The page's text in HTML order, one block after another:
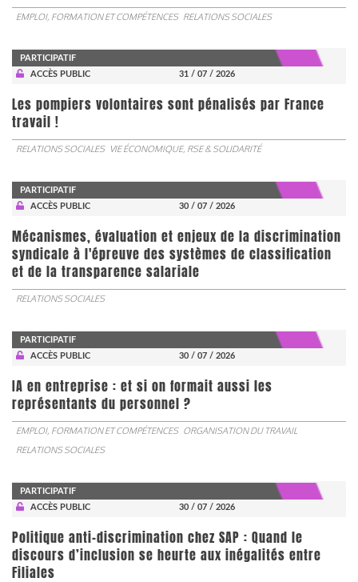
EMPLOI, FORMATION ET COMPÉTENCES RELATIONS SOCIALES
PARTICIPATIF
ACCÈS PUBLIC
31 / 07 / 2026
Les pompiers volontaires sont pénalisés par France
travail !
RELATIONS SOCIALES VIE ÉCONOMIQUE, RSE & SOLIDARITÉ
PARTICIPATIF
ACCÈS PUBLIC
30 / 07 / 2026
Mécanismes, évaluation et enjeux de la discrimination
syndicale à l'épreuve des systèmes de classification
et de la transparence salariale
RELATIONS SOCIALES
PARTICIPATIF
ACCÈS PUBLIC
30 / 07 / 2026
IA en entreprise : et si on formait aussi les
représentants du personnel ?
EMPLOI, FORMATION ET COMPÉTENCES ORGANISATION DU TRAVAIL
RELATIONS SOCIALES
PARTICIPATIF
ACCÈS PUBLIC
30 / 07 / 2026
Politique anti-discrimination chez SAP : Quand le
discours d’inclusion se heurte aux inégalités entre
Filiales